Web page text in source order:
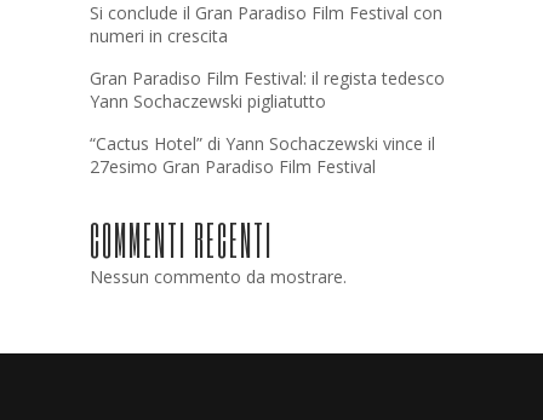
Si conclude il Gran Paradiso Film Festival con
numeri in crescita
Gran Paradiso Film Festival: il regista tedesco
Yann Sochaczewski pigliatutto
“Cactus Hotel” di Yann Sochaczewski vince il
27esimo Gran Paradiso Film Festival
COMMENTI RECENTI
Nessun commento da mostrare.